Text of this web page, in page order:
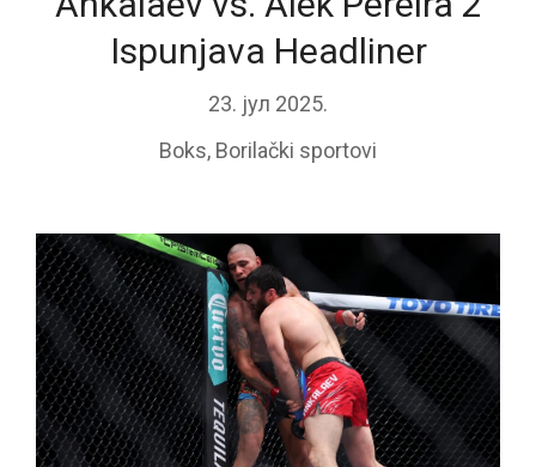
Ispunjava Headliner
23. јул 2025.
Boks, Borilački sportovi